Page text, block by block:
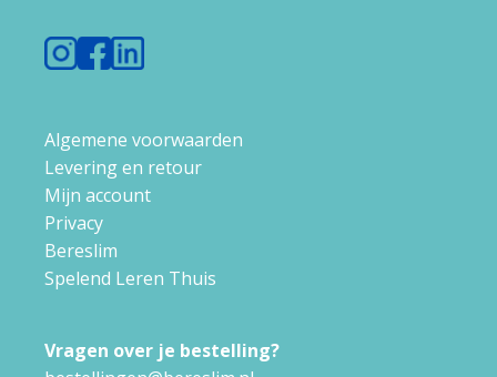
Algemene voorwaarden
Levering en retour
Mijn account
Privacy
Bereslim
Spelend Leren Thuis
Vragen over je bestelling?